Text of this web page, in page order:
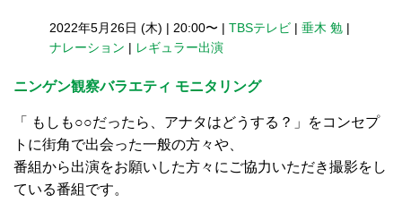
2022年5月26日 (木) | 20:00〜 | TBSテレビ | 垂木 勉 |
ナレーション | レギュラー出演
ニンゲン観察バラエティ モニタリング
「 もしも○○だったら、アナタはどうする？」をコンセプ
トに街角で出会った一般の方々や、
番組から出演をお願いした方々にご協力いただき撮影をし
ている番組です。